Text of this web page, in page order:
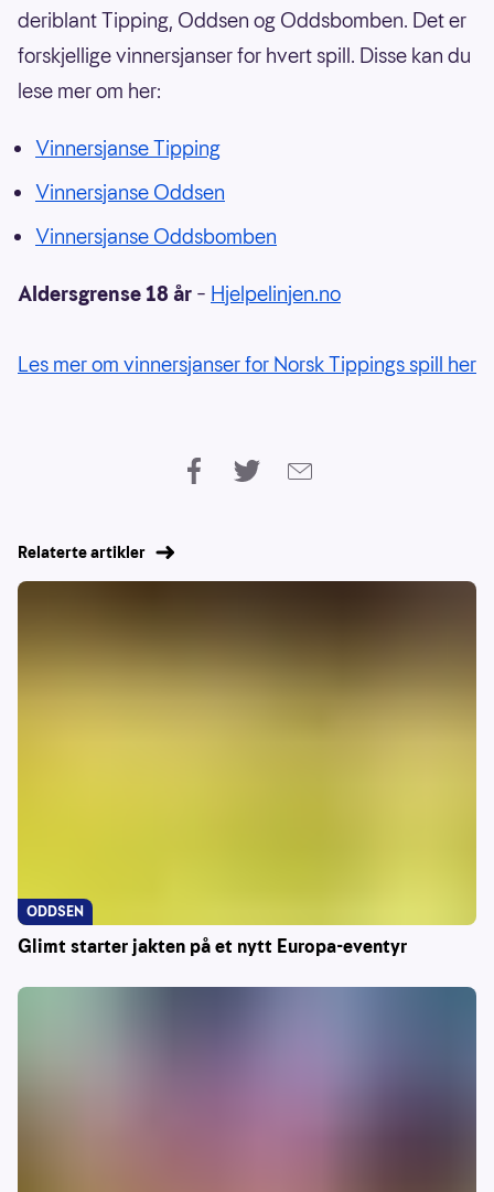
deriblant Tipping, Oddsen og Oddsbomben. Det er
forskjellige vinnersjanser for hvert spill. Disse kan du
lese mer om her:
Vinnersjanse Tipping
Vinnersjanse Oddsen
Vinnersjanse Oddsbomben
Aldersgrense 18 år – Hjelpelinjen.no
Les mer om vinnersjanser for Norsk Tippings spill her
Relaterte artikler
Glimt starter jakten på et nytt Europa-eventyr
ODDSEN